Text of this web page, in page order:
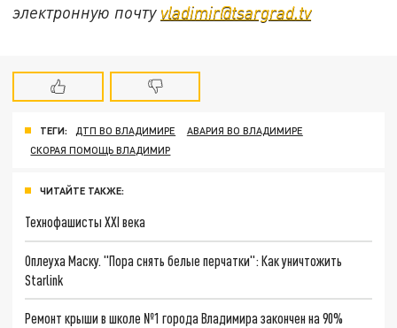
электронную почту vladimir@tsargrad.tv
ТЕГИ: ДТП ВО ВЛАДИМИРЕ
АВАРИЯ ВО ВЛАДИМИРЕ
СКОРАЯ ПОМОЩЬ ВЛАДИМИР
ЧИТАЙТЕ ТАКЖЕ:
Технофашисты XXI века
Оплеуха Маску. "Пора снять белые перчатки": Как уничтожить
Starlink
Ремонт крыши в школе №1 города Владимира закончен на 90%